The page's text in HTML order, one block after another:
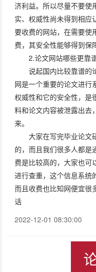
济利益。所以尽量不要使
实、权威性尚未得到相应
要收费的网站，在需要使
费，其安全性能够得到保
2.论文网站哪些更靠
说起国内比较靠谱的
网是一个重要的论文进行
权威性和它的安全性，是
料和论文内容被泄露出去
来。
大家在写完毕业论文
的，而且我们很多人都是
费是比较高的，大家也可
进行查重，这个信息系统
而且收费也比知网便宜很
话
2022-12-01 08:30:00